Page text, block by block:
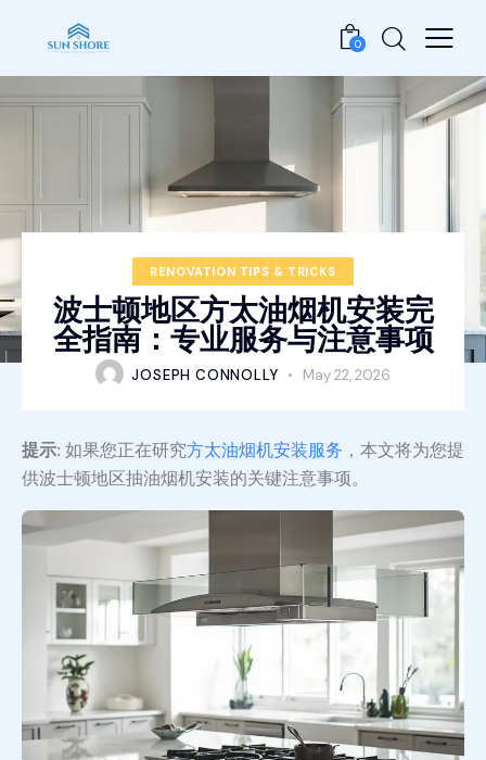
0
RENOVATION TIPS & TRICKS
波士顿地区方太油烟机安装完
全指南：专业服务与注意事项
JOSEPH CONNOLLY May 22, 2026
提示: 如果您正在研究方太油烟机安装服务 ，本文将为您提
供波士顿地区抽油烟机安装的关键注意事项。